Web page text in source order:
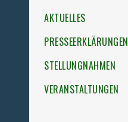
AKTUELLES
PRESSEERKLÄRUNGEN
STELLUNGNAHMEN
VERANSTALTUNGEN